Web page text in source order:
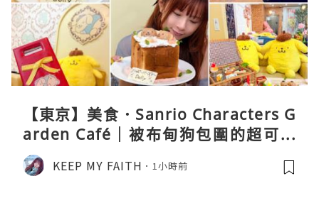
【東京】美食．Sanrio Characters G
arden Café｜被布甸狗包圍的超可愛
下午茶體驗
KEEP MY FAITH 1小時前